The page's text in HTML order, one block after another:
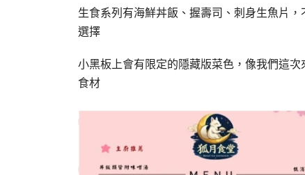
生食系列有海鮮丼飯、握壽司、刺身生魚片
選擇
小黑板上會有限定的隱藏版菜色，像我們這
食材